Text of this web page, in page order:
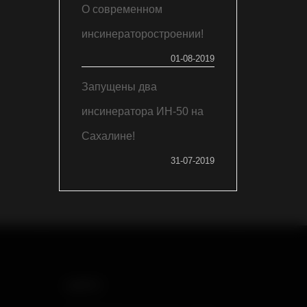
О современном
инсинераторостроении!
01-08-2019
Запущены два
инсинератора ИН-50 на
Сахалине!
31-07-2019